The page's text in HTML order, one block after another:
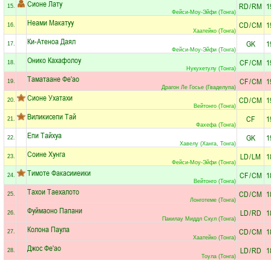
15. Сионе Лату
Фейси-Моу-Эйфи (Тонга)
RD/RM
16. Неами Макатуу
Хаатейко (Тонга)
CD/CM
17. Ки-Атеноа Даял
Фейси-Моу-Эйфи (Тонга)
GK
18. Онико Кахафолоу
Нукухетулу (Тонга)
CF/CM
19. Таматаане Фе'ао
Драгон Ле Госье (Гваделупа)
CF/CM
20. Сионе Ухатахи
Вейтонго (Тонга)
CD/CM
21. Виликисепи Тай
Фахефа (Тонга)
CF
22. Епи Тайхуа
Хавелу (Ханга, Тонга)
GK
23. Соине Хунга
Фейси-Моу-Эйфи (Тонга)
LD/LM
24. Тимоте Факасииеики
Вейтонго (Тонга)
CF/CM
25. Тахои Таехалото
Лонготеме (Тонга)
CD/CM
26. Фуймаоно Папани
Пакилау Миддл Скул (Тонга)
LD/RD
27. Колона Паула
Хаатейко (Тонга)
CD/CM
28. Джос Фе'ао
Тоула (Тонга)
LD/RD